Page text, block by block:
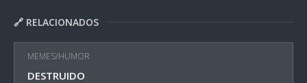
🔗 RELACIONADOS
MEMES/HUMOR
DESTRUIDO